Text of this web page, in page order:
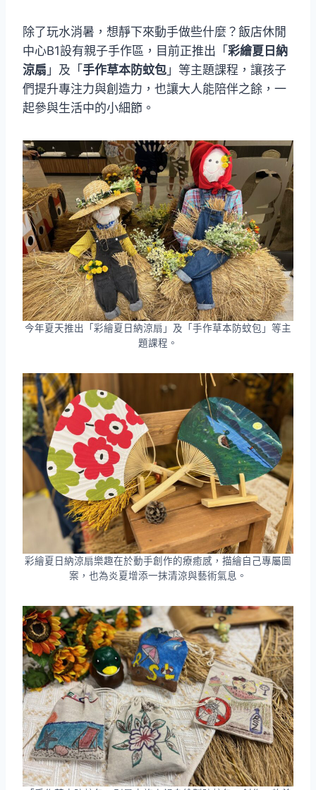
除了玩水消暑，想靜下來動手做些什麼？飯店休閒
中心B1設有親子手作區，目前正推出「彩繪夏日納
涼扇 」及「手作草本防蚊包 」等主題課程，讓孩子
們提升專注力與創造力，也讓大人能陪伴之餘，一
起參與生活中的小細節。
今年夏天推出「彩繪夏日納涼扇」及「手作草本防蚊包」等主
題課程。
彩繪夏日納涼扇樂趣在於動手創作的療癒感，描繪自己專屬圖
案，也為炎夏增添一抹清涼與藝術氣息。